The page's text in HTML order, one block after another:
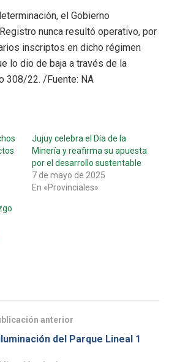
el Gobierno
nunca resultó operativo, por
inscriptos en dicho régimen
lo dio de baja a través de la
308/22. /Fuente: NA
Jujuy celebra el Día de la
Minería y reafirma su apuesta
por el desarrollo sustentable
7 de mayo de 2025
En «Provinciales»
anterior
del Parque Lineal 1